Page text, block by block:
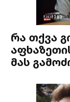
რა თქვა
მას